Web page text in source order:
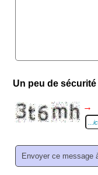
Un peu de sécurité
→